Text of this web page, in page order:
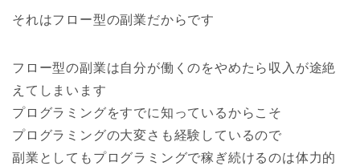
それはフロー型の副業だからです
フロー型の副業は自分が働くのをやめたら収入が途絶
えてしまいます
プログラミングをすでに知っているからこそ
プログラミングの大変さも経験しているので
副業としても プログラミングで稼ぎ続けるのは体力的